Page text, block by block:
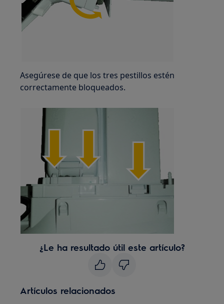
Asegúrese de que los tres pestillos estén
correctamente bloqueados.
¿Le ha resultado útil este artículo?
Artículos relacionados